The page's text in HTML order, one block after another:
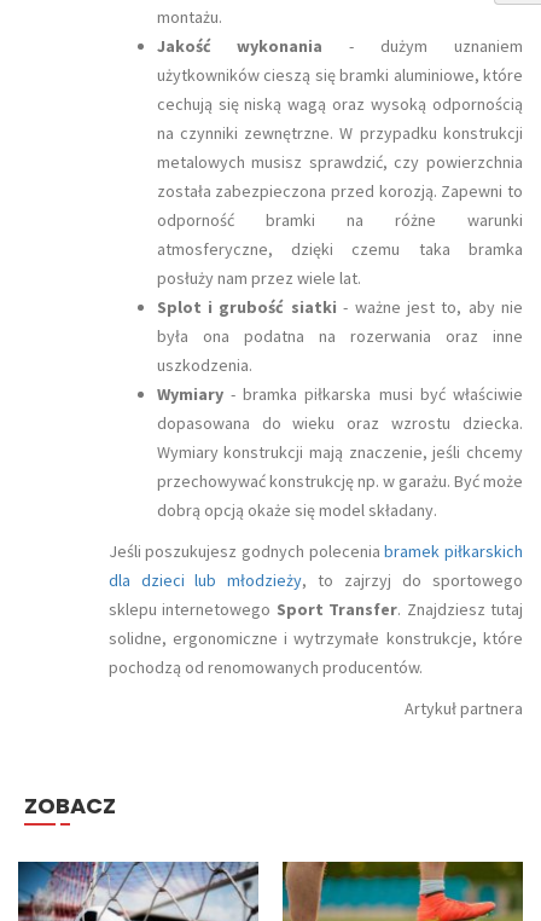
montażu.
Jakość wykonania - dużym uznaniem
użytkowników cieszą się bramki aluminiowe, które
cechują się niską wagą oraz wysoką odpornością
na czynniki zewnętrzne. W przypadku konstrukcji
metalowych musisz sprawdzić, czy powierzchnia
została zabezpieczona przed korozją. Zapewni to
odporność bramki na różne warunki
atmosferyczne, dzięki czemu taka bramka
posłuży nam przez wiele lat.
Splot i grubość siatki - ważne jest to, aby nie
była ona podatna na rozerwania oraz inne
uszkodzenia.
Wymiary- bramka piłkarska musi być właściwie
dopasowana do wieku oraz wzrostu dziecka.
Wymiary konstrukcji mają znaczenie, jeśli chcemy
przechowywać konstrukcję np. w garażu. Być może
dobrą opcją okaże się model składany.
Jeśli poszukujesz godnych poleceniabramek piłkarskich
dla dzieci lub młodzieży, to zajrzyj do sportowego
sklepu internetowego Sport Transfer. Znajdziesz tutaj
solidne, ergonomiczne i wytrzymałe konstrukcje, które
pochodzą od renomowanych producentów.
Artykuł partnera
ZOBACZ